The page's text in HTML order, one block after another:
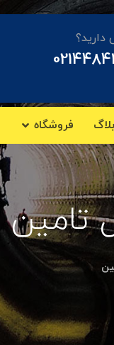
دارید؟
فروشگاه
تامین